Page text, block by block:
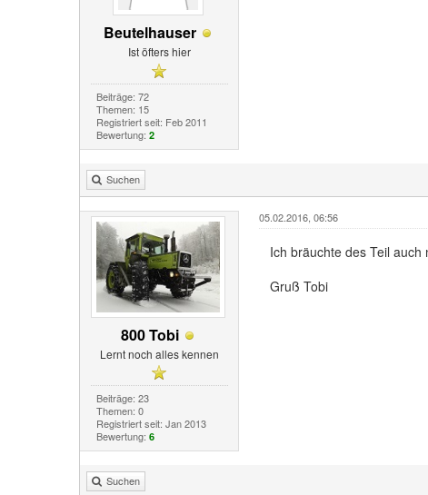
Beutelhauser
Ist öfters hier
Beiträge: 72
Themen: 15
Registriert seit: Feb 2011
Bewertung: 2
Suchen
800 Tobi
Lernt noch alles kennen
Beiträge: 23
Themen: 0
Registriert seit: Jan 2013
Bewertung: 6
05.02.2016, 06:56
Ich bräuchte des Teil auch
Gruß Tobi
Suchen